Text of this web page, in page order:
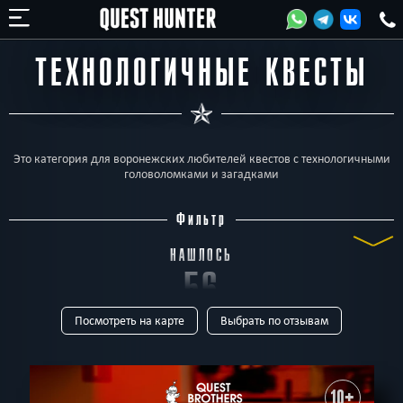
ТЕХНОЛОГИЧНЫЕ КВЕСТЫ
Это категория для воронежских любителей квестов с технологичными
головоломками и загадками
Фильтр
НАШЛОСЬ
56
КВЕСТОВ
Все Квест-комнаты Horror Для детей Перформанс
Живые
Выездные Индивидуальные Онлайн
Посмотреть на карте Выбрать по отзывам
10+